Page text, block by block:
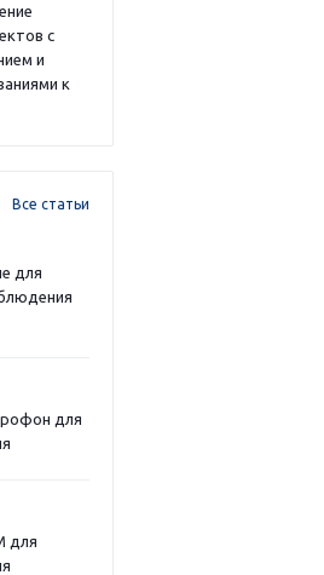
с
и
к
Все статьи
для
для
для